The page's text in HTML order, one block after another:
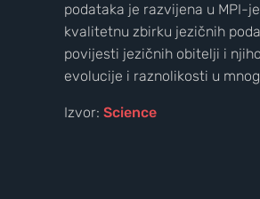
podataka je razvijena u MPI-
kvalitetnu zbirku jezičnih
povijesti jezičnih obitelji i
evolucije i raznolikosti u
Izvor: Science
3